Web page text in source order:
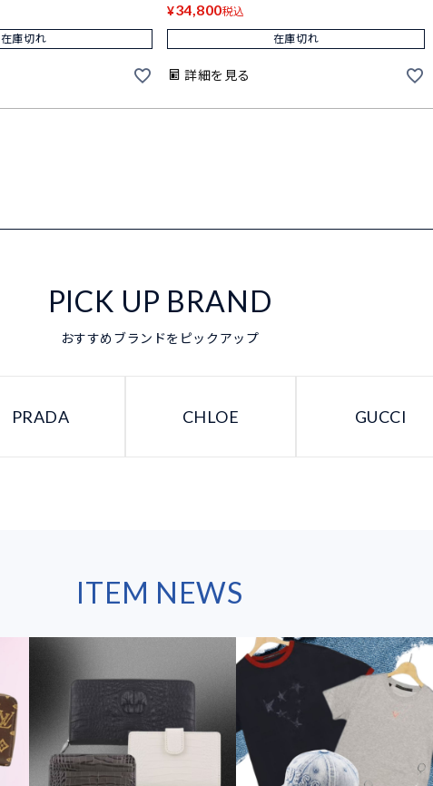
在庫切れ
¥34,800税込
在庫切れ
詳細を見る
PICK UP BRAND
おすすめブランドをピックアップ
PRADA CHLOE GUCCI
ITEM NEWS